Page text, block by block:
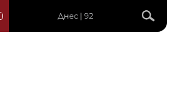
Днес | 92